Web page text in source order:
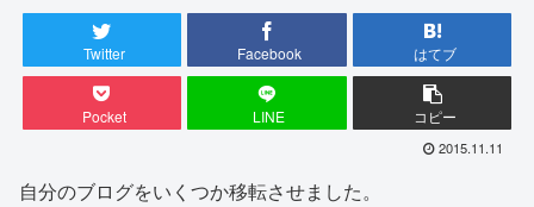
Twitter Facebook はてブ
Pocket LINE コピー
2015.11.11
自分のブログをいくつか移転させました。